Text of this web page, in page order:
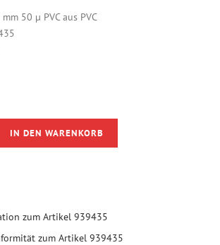
50 µ PVC aus PVC
IN DEN WARENKORB
zum Artikel 939435
zum Artikel 939435